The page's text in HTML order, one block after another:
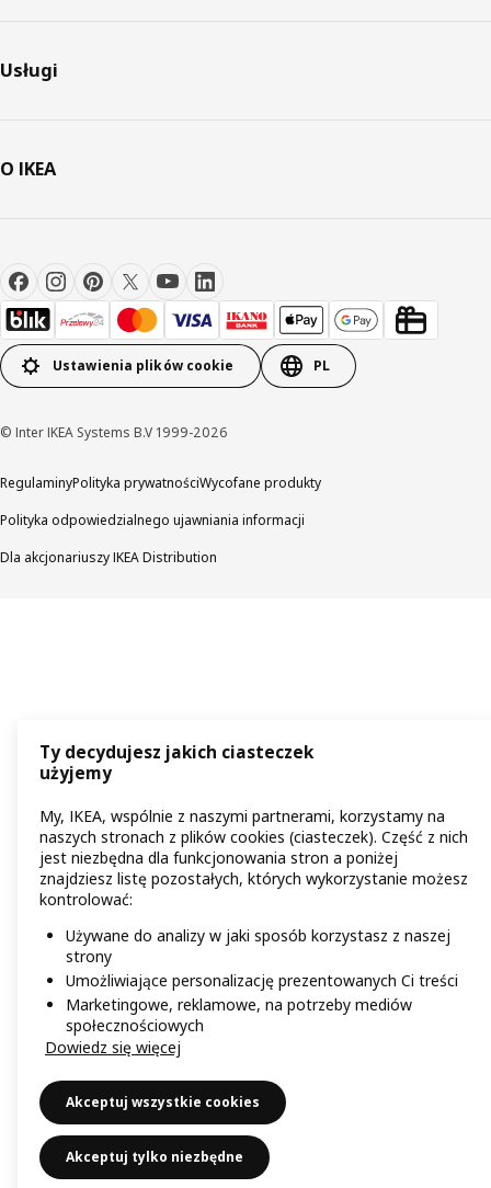
Usługi
O IKEA
Ustawienia plików cookie PL
© Inter IKEA Systems B.V 1999-2026
RegulaminyPolityka prywatnościWycofane produkty
Polityka odpowiedzialnego ujawniania informacji
Dla akcjonariuszy IKEA Distribution
Ty decydujesz jakich ciasteczek
użyjemy
My, IKEA, wspólnie z naszymi partnerami, korzystamy na
naszych stronach z plików cookies (ciasteczek). Część z nich
jest niezbędna dla funkcjonowania stron a poniżej
znajdziesz listę pozostałych, których wykorzystanie możesz
kontrolować:
Używane do analizy w jaki sposób korzystasz z naszej
strony
Umożliwiające personalizację prezentowanych Ci treści
Marketingowe, reklamowe, na potrzeby mediów
społecznościowych
Dowiedz się więcej
Akceptuj wszystkie cookies
Akceptuj tylko niezbędne